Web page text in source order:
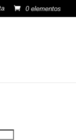
0 elementos